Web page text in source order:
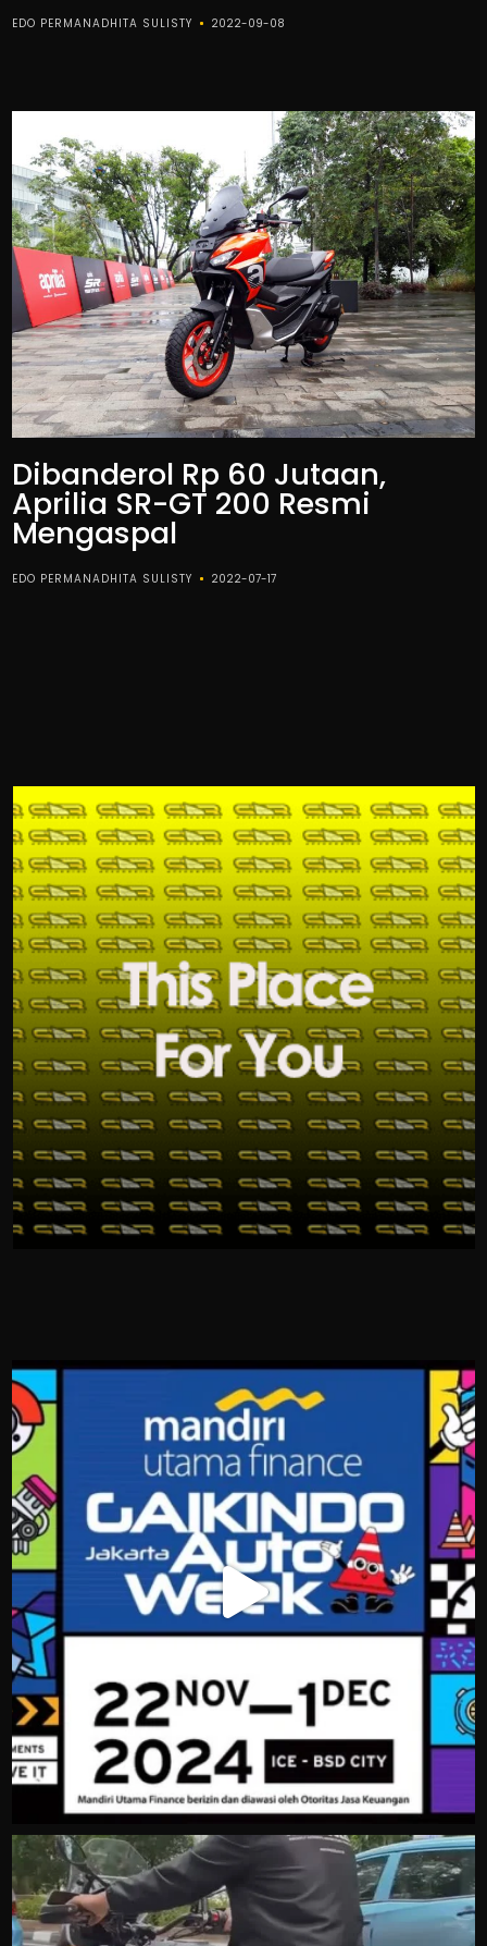
EDO PERMANADHITA SULISTY 2022-09-08
Dibanderol Rp 60 Jutaan,
Aprilia SR-GT 200 Resmi
Mengaspal
EDO PERMANADHITA SULISTY 2022-07-17